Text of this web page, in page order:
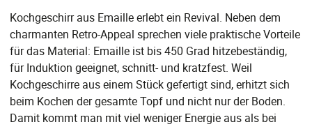
Kochgeschirr aus Emaille erlebt ein Revival. Neben dem
charmanten Retro-Appeal sprechen viele praktische Vorteile
für das Material: Emaille ist bis 450 Grad hitzebeständig,
für Induktion geeignet, schnitt- und kratzfest. Weil
Kochgeschirre aus einem Stück gefertigt sind, erhitzt sich
beim Kochen der gesamte Topf und nicht nur der Boden.
Damit kommt man mit viel weniger Energie aus als bei